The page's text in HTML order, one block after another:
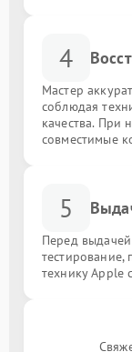
4
Мастер
соблюдая
качества. При
совместимые
5
Перед
тестирование,
технику Apple